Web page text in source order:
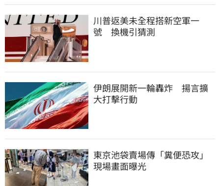
川普返美未全程搭新空軍一
號　換機引猜測
伊朗展開新一輪轟炸　揚言擴
大打擊行動
東京池袋賣場傳「糞便恐攻」
現場畫面曝光